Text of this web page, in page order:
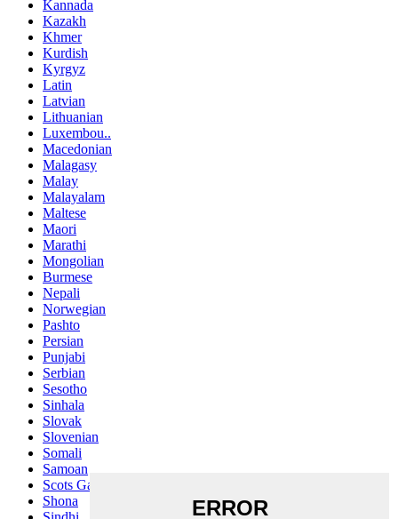
Kannada
Kazakh
Khmer
Kurdish
Kyrgyz
Latin
Latvian
Lithuanian
Luxembou..
Macedonian
Malagasy
Malay
Malayalam
Maltese
Maori
Marathi
Mongolian
Burmese
Nepali
Norwegian
Pashto
Persian
Punjabi
Serbian
Sesotho
Sinhala
Slovak
Slovenian
Somali
Samoan
Scots Gaelic
Shona